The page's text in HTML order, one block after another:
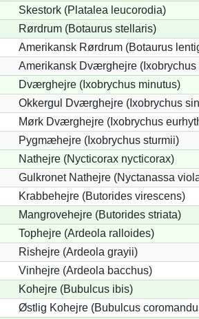
Skestork (Platalea leucorodia)
Rørdrum (Botaurus stellaris)
Amerikansk Rørdrum (Botaurus
Amerikansk Dværghejre (Ixobrychus
Dværghejre (Ixobrychus minutus)
Okkergul Dværghejre (Ixobrychus
Mørk Dværghejre (Ixobrychus
Pygmæhejre (Ixobrychus sturmii)
Nathejre (Nycticorax nycticorax)
Gulkronet Nathejre (Nyctanassa
Krabbehejre (Butorides virescens)
Mangrovehejre (Butorides striata)
Tophejre (Ardeola ralloides)
Rishejre (Ardeola grayii)
Vinhejre (Ardeola bacchus)
Kohejre (Bubulcus ibis)
Østlig Kohejre (Bubulcus